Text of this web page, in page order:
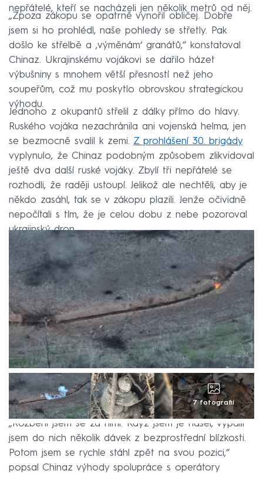
nepřátelé, kteří se nacházeli jen několik metrů od něj.
„Zpoza zákopu se opatrně vynořil obličej. Dobře
jsem si ho prohlédl, naše pohledy se střetly. Pak
došlo ke střelbě a ‚výměnám‘ granátů,“ konstatoval
Chinaz. Ukrajinskému vojákovi se dařilo házet
výbušniny s mnohem větší přesností než jeho
soupeřům, což mu poskytlo obrovskou strategickou
výhodu.
Jednoho z okupantů střelil z dálky přímo do hlavy.
Ruského vojáka nezachránila ani vojenská helma, jen
se bezmocně svalil k zemi. Z prohlášení 30. brigády
vyplynulo, že Chinaz podobným způsobem zlikvidoval
ještě dva další ruské vojáky. Zbylí tři nepřátelé se
rozhodli, že raději ustoupí. Jelikož ale nechtěli, aby je
někdo zasáhl, tak se v zákopu plazili. Jenže očividně
nepočítali s tím, že je celou dobu z nebe pozoroval
ukrajinský dron.
7 fotografií
„Rozběhl jsem se za nimi. Když jsem je našel, vypálil
jsem do nich několik dávek z bezprostřední blízkosti.
Potom jsem se rychle stáhl zpět na svou pozici,“
popsal Chinaz výhody spolupráce s operátory